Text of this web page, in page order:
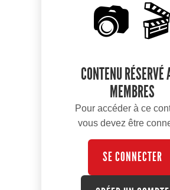
📷 🎬
CONTENU RÉSERVÉ
MEMBRES
Pour accéder à ce
vous devez être
SE CONNECTER